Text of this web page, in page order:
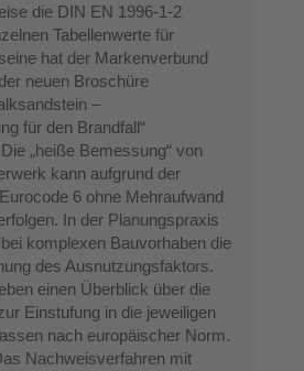
die DIN EN 1996-1-2
Tabellenwerte für
hat der Markenverbund
neuen Broschüre
–
für den Brandfall“
„heiße Bemessung“ von
kann aufgrund der
6 ohne Mehraufwand
In der Planungspraxis
komplexen Bauvorhaben die
des Ausnutzungsfaktors.
einen Überblick über die
Einstufung in die jeweiligen
nach europäischer Norm.
Nachweisverfahren mit